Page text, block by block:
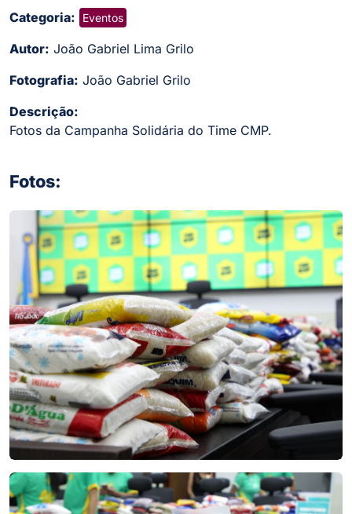
Categoria: Eventos
Autor: João Gabriel Lima Grilo
Fotografia: João Gabriel Grilo
Descrição:
Fotos da Campanha Solidária do Time CMP.
Fotos: